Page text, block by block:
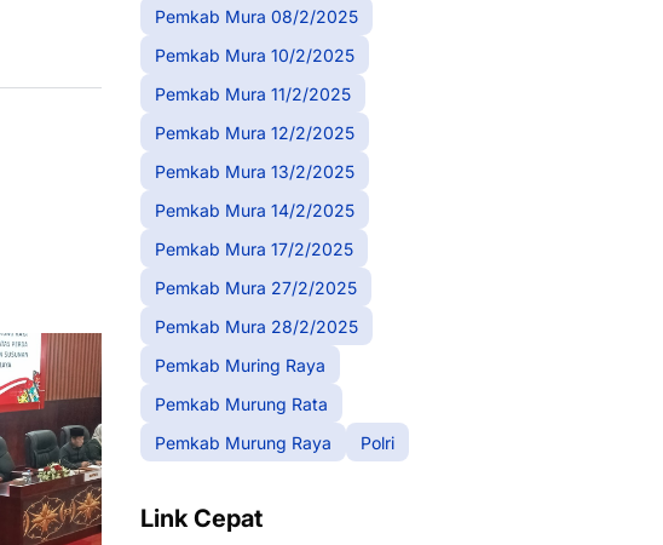
Pemkab Mura 08/2/2025
Pemkab Mura 10/2/2025
Pemkab Mura 11/2/2025
Pemkab Mura 12/2/2025
Pemkab Mura 13/2/2025
Pemkab Mura 14/2/2025
Pemkab Mura 17/2/2025
Pemkab Mura 27/2/2025
Pemkab Mura 28/2/2025
Pemkab Muring Raya
Pemkab Murung Rata
Pemkab Murung Raya
Polri
Link Cepat